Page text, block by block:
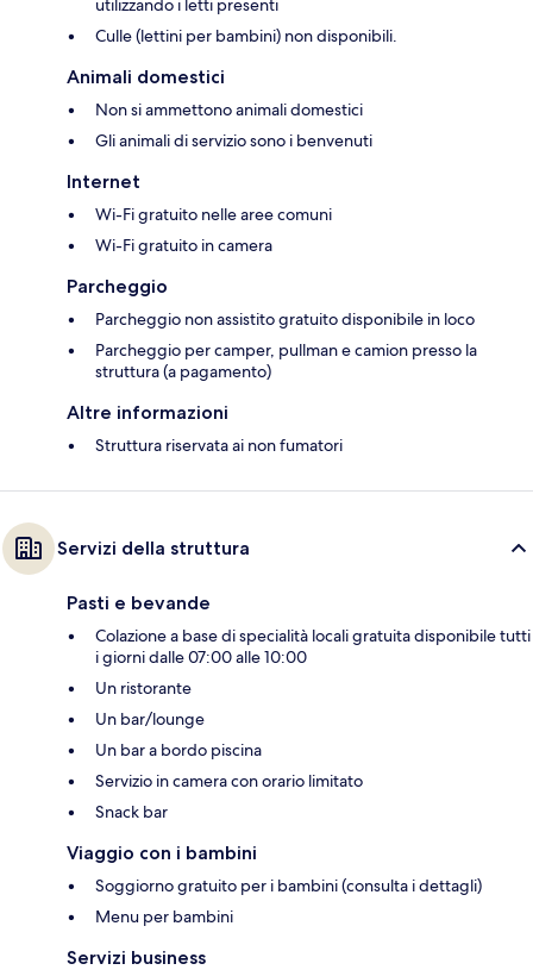
utilizzando i letti presenti
Culle (lettini per bambini) non disponibili.
Animali domestici
Non si ammettono animali domestici
Gli animali di servizio sono i benvenuti
Internet
Wi-Fi gratuito nelle aree comuni
Wi-Fi gratuito in camera
Parcheggio
Parcheggio non assistito gratuito disponibile in loco
Parcheggio per camper, pullman e camion presso la
struttura (a pagamento)
Altre informazioni
Struttura riservata ai non fumatori
Servizi della struttura
Pasti e bevande
Colazione a base di specialità locali gratuita disponibile tutti
i giorni dalle 07:00 alle 10:00
Un ristorante
Un bar/lounge
Un bar a bordo piscina
Servizio in camera con orario limitato
Snack bar
Viaggio con i bambini
Soggiorno gratuito per i bambini (consulta i dettagli)
Menu per bambini
Servizi business